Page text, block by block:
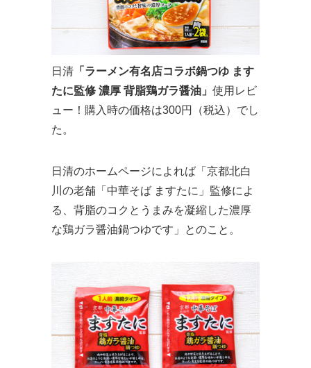
日清 「ラーメン有名店コラボ鍋つゆ ます
たに監修 濃厚 背脂鶏ガラ醤油」 使用レビ
ュー！購入時の価格は300円（税込）でし
た。
日清のホームページによれば「京都北白
川の老舗「中華そば ますたに」監修によ
る、背脂のコクとうまみを凝縮した濃厚
な鶏ガラ醤油鍋つゆです」とのこと。